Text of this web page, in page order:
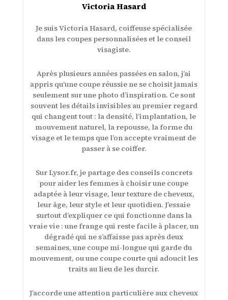
Victoria Hasard
Je suis Victoria Hasard, coiffeuse spécialisée
dans les coupes personnalisées et le conseil
visagiste.
Après plusieurs années passées en salon, j’ai
appris qu’une coupe réussie ne se choisit jamais
seulement sur une photo d’inspiration. Ce sont
souvent les détails invisibles au premier regard
qui changent tout : la densité, l’implantation, le
mouvement naturel, la repousse, la forme du
visage et le temps que l’on accepte vraiment de
passer à se coiffer.
Sur Lysor.fr, je partage des conseils concrets
pour aider les femmes à choisir une coupe
adaptée à leur visage, leur texture de cheveux,
leur âge, leur style et leur quotidien. J’essaie
surtout d’expliquer ce qui fonctionne dans la
vraie vie : une frange qui reste facile à placer, un
dégradé qui ne s’affaisse pas après deux
semaines, une coupe mi-longue qui garde du
mouvement, ou une coupe courte qui adoucit les
traits au lieu de les durcir.
J’accorde une attention particulière aux cheveux